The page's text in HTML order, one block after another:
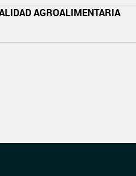
AGROALIMENTARIA